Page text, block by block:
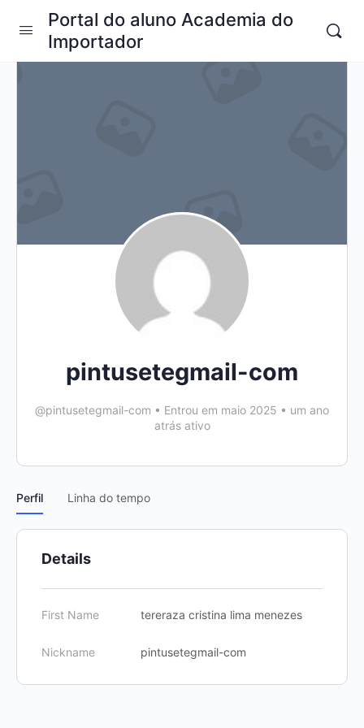
Portal do aluno Academia do
Importador
pintusetegmail-com
@pintusetegmail-com • Entrou em maio 2025 • um ano
atrás ativo
Perfil Linha do tempo
Details
First Name tereraza cristina lima menezes
Nickname pintusetegmail-com